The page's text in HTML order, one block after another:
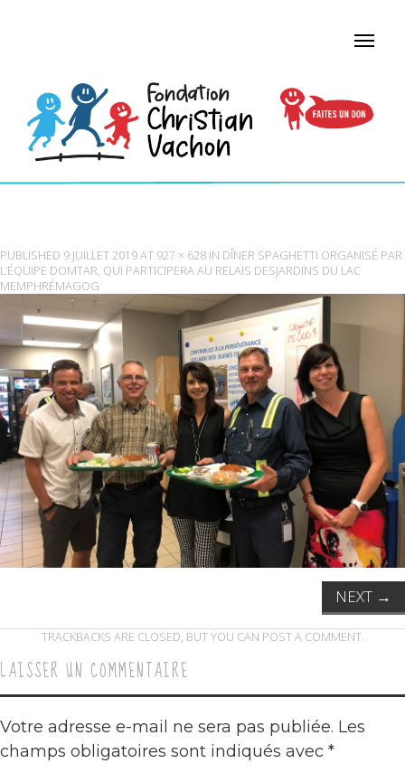
PUBLISHED 9 JUILLET 2019AT 927 × 628 IN DÎNER SPAGHETTI ORGANISÉ PAR
L’ÉQUIPE DOMTAR, QUI PARTICIPERA AU RELAIS DESJARDINS DU LAC
MEMPHRÉMAGOG
NEXT →
TRACKBACKS ARE CLOSED, BUT YOU CAN POST A COMMENT.
LAISSER UN COMMENTAIRE
Votre adresse e-mail ne sera pas publiée. Les
champs obligatoires sont indiqués avec *